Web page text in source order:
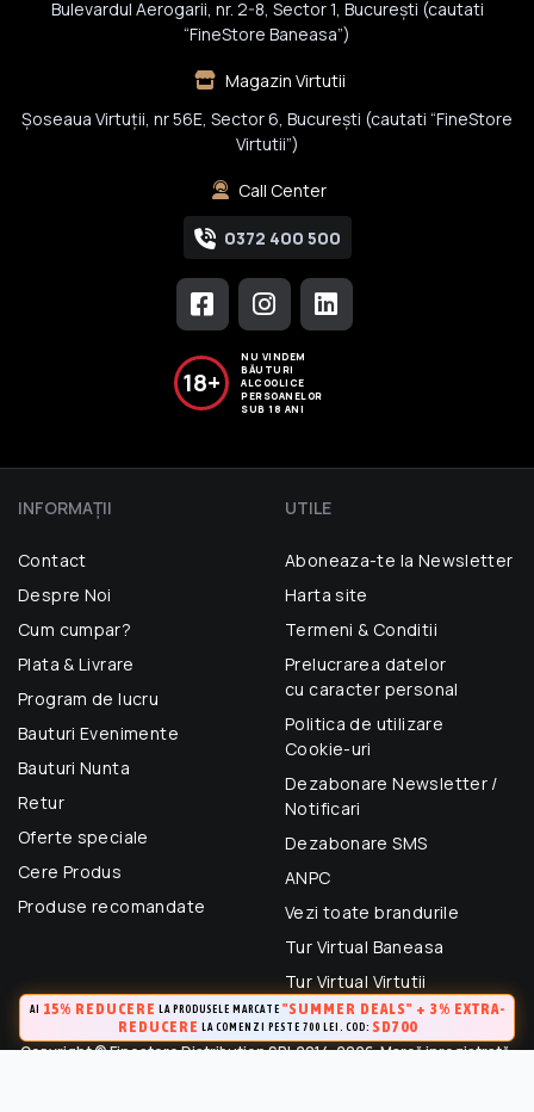
Bulevardul Aerogarii, nr. 2-8, Sector 1, Bucureşti (cautati
“FineStore Baneasa”)
Magazin Virtutii
Șoseaua Virtuții, nr 56E, Sector 6, București (cautati “FineStore
Virtutii”)
Call Center
0372 400 500
18+
NU VINDEM
BĂUTURI
ALCOOLICE
PERSOANELOR
SUB 18 ANI
INFORMAŢII
Contact
Despre Noi
Cum cumpar?
Plata & Livrare
Program de lucru
Bauturi Evenimente
Bauturi Nunta
Retur
Oferte speciale
Cere Produs
Produse recomandate
UTILE
Aboneaza-te la Newsletter
Harta site
Termeni & Conditii
Prelucrarea datelor
cu caracter personal
Politica de utilizare
Cookie-uri
Dezabonare Newsletter /
Notificari
Dezabonare SMS
ANPC
Vezi toate brandurile
Tur Virtual Baneasa
Tur Virtual Virtutii
Copyright © Finestore Distribution SRL 2014-2026. Marcă inregistrată.
AI 15% REDUCERE LA PRODUSELE MARCATE "SUMMER DEALS" + 3% EXTRA-
REDUCERE LA COMENZI PESTE 700 LEI. COD: SD700